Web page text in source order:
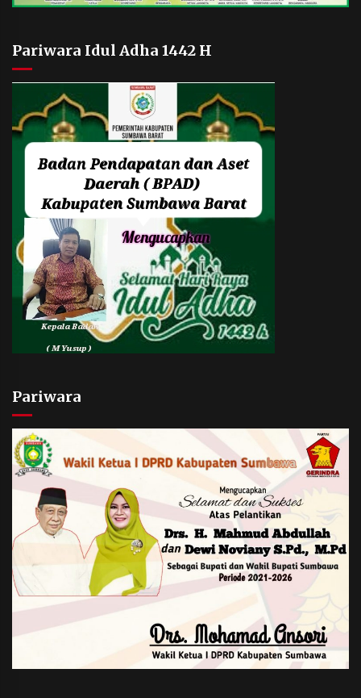
Pariwara Idul Adha 1442 H
Pariwara